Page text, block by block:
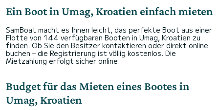
Ein Boot in Umag, Kroatien einfach mieten
SamBoat macht es Ihnen leicht, das perfekte Boot aus einer
Flotte von 144 verfügbaren Booten in Umag, Kroatien zu
finden. Ob Sie den Besitzer kontaktieren oder direkt online
buchen – die Registrierung ist völlig kostenlos. Die
Mietzahlung erfolgt sicher online.
Budget für das Mieten eines Bootes in
Umag, Kroatien